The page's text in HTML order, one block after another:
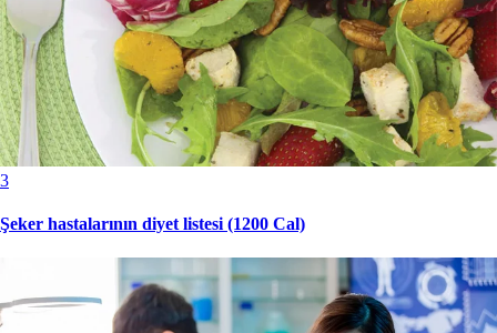
3
Şeker hastalarının diyet listesi (1200 Cal)